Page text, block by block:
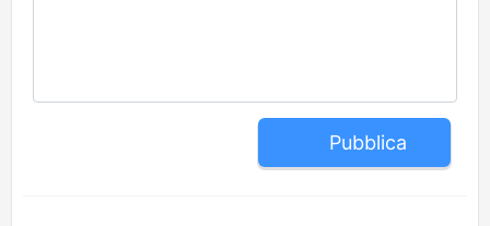
Pubblica